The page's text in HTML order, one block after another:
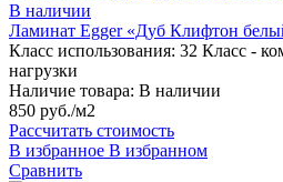
В наличии
Ламинат Egger «Дуб Клифтон
Класс использования: 32 Класс -
нагрузки
Наличие товара: В наличии
850 руб./м2
Рассчитать стоимость
В избранное В избранном
Сравнить